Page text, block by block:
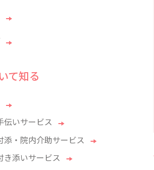
て知る
伝いサービス
添・院内介助サービス
き添いサービス